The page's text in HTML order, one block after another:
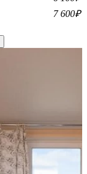
7 600₽